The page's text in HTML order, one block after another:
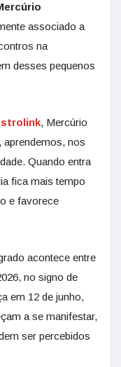
associado a
na
desses pequenos
, Mercúrio
nos
Quando entra
fica mais tempo
e favorece
acontece entre
no signo de
em 12 de junho,
a se manifestar,
ser percebidos